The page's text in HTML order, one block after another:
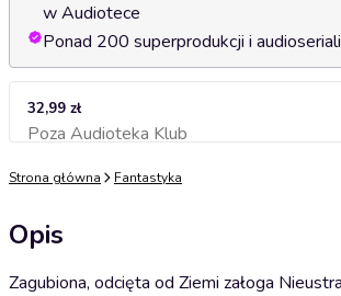
w Audiotece
Ponad 200 superprodukcji i audioseriali
32,99 zł
Poza Audioteka KlubDodaj do koszyka
Strona główna Fantastyka
Opis
Zagubiona, odcięta od Ziemi załoga